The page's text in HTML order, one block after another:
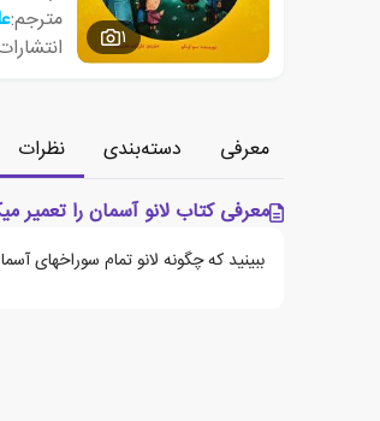
1
مترجم:
معرفی دسته‌بندی
نظرات
معرفی کتاب لانو آسمان را تعمیر
ببینید که چگونه لانو تمام سوراخهای